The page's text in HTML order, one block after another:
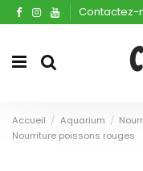
Contactez-
Accueil Aquarium
Nourriture poissons rouges